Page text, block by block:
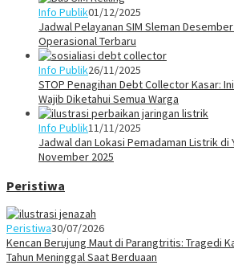
Info Publik01/12/2025
Jadwal Pelayanan SIM Sleman
Operasional Terbaru
Info Publik26/11/2025
STOP Penagihan Debt Collector Kasar:
Wajib Diketahui Semua Warga
Info Publik11/11/2025
Jadwal dan Lokasi Pemadaman Listrik di
November 2025
Peristiwa
Peristiwa30/07/2026
Kencan Berujung Maut di Parangtritis: Tragedi
Tahun Meninggal Saat Berduaan